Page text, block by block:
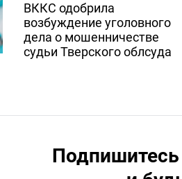
ВККС одобрила
возбуждение уголовного
дела о мошенничестве
судьи Тверского облсуда